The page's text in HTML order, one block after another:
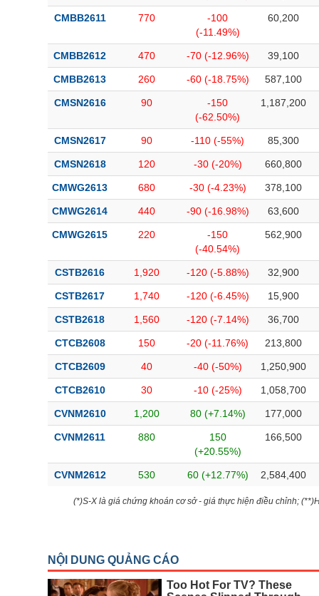
CMBB2611 770
-100
(-11.49%)
60,200
CMBB2612 470 -70 (-12.96%) 39,100
CMBB2613 260 -60 (-18.75%) 587,100
CMSN2616 90
-150
(-62.50%)
1,187,200
CMSN2617 90 -110 (-55%) 85,300
CMSN2618 120 -30 (-20%) 660,800
CMWG2613 680 -30 (-4.23%) 378,100
CMWG2614 440 -90 (-16.98%) 63,600
CMWG2615 220
-150
(-40.54%)
562,900
CSTB2616 1,920 -120 (-5.88%) 32,900
CSTB2617 1,740 -120 (-6.45%) 15,900
CSTB2618 1,560 -120 (-7.14%) 36,700
CTCB2608 150 -20 (-11.76%) 213,800
CTCB2609 40 -40 (-50%) 1,250,900
CTCB2610 30 -10 (-25%) 1,058,700
CVNM2610 1,200 80 (+7.14%) 177,000
CVNM2611 880
150
(+20.55%)
166,500
CVNM2612 530 60 (+12.77%) 2,584,400
(*)S-X là giá chứng khoán cơ sở - giá thực hiện điều chỉnh;